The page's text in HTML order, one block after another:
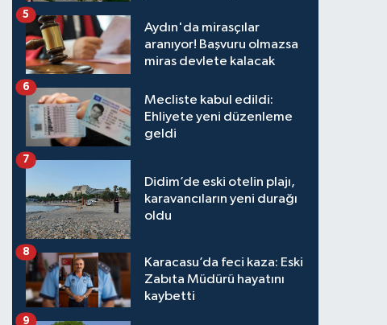
Aydın'da mirasçılar
aranıyor! Başvuru olmazsa
miras devlete kalacak
5
Mecliste kabul edildi:
Ehliyete yeni düzenleme
geldi
6
Didim’de eski otelin plajı,
karavancıların yeni durağı
oldu
7
Karacasu’da feci kaza: Eski
Zabıta Müdürü hayatını
kaybetti
8
9